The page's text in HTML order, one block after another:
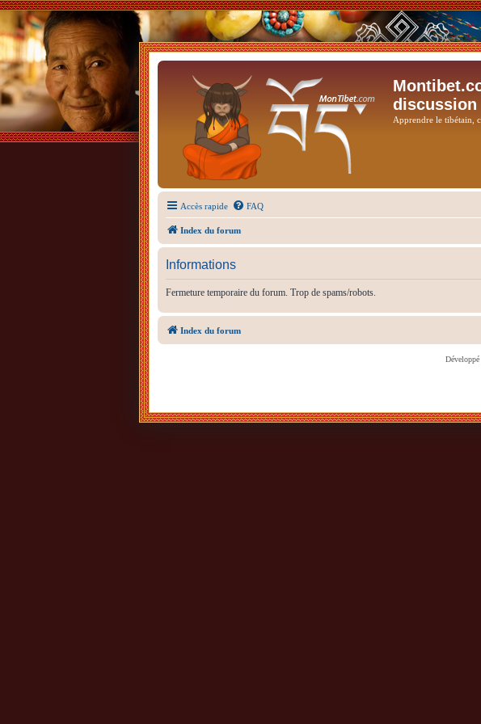
discussion
Apprendre le tibétain,
Accès rapide FAQ
Index du forum
Informations
Fermeture temporaire du forum. Trop de spams/robots.
Index du forum